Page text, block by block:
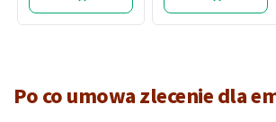
Po co umowa zlecenie dla